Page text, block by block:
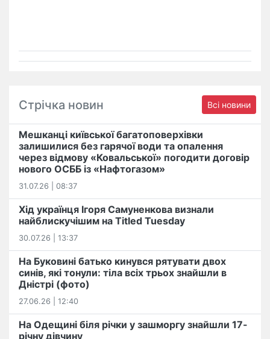
Стрічка новин Всі новини
Мешканці київської багатоповерхівки
залишилися без гарячої води та опалення
через відмову «Ковальської» погодити договір
нового ОСББ із «Нафтогазом»
31.07.26 | 08:37
Хід українця Ігоря Самуненкова визнали
найблискучішим на Titled Tuesday
30.07.26 | 13:37
На Буковині батько кинувся рятувати двох
синів, які тонули: тіла всіх трьох знайшли в
Дністрі (фото)
27.06.26 | 12:40
На Одещині біля річки у зашморгу знайшли 17-
річну дівчину